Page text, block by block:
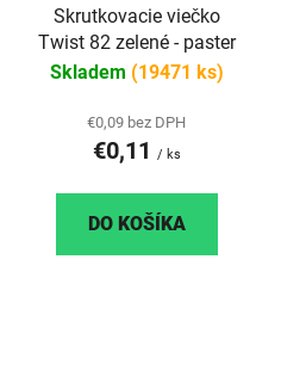
Skrutkovacie viečko
Twist 82 zelené - paster
Skladem (19471 ks)
€0,09 bez DPH
€0,11 / ks
DO KOŠÍKA